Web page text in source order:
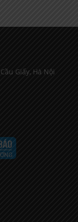
Giấy, Hà Nội